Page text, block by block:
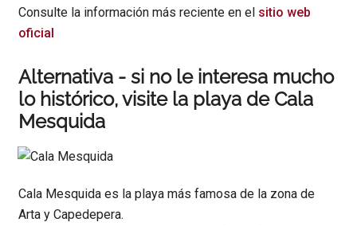
Consulte la información más reciente en el sitio web
oficial
Alternativa - si no le interesa mucho
lo histórico, visite la playa de Cala
Mesquida
Cala Mesquida es la playa más famosa de la zona de
Arta y Capedepera.